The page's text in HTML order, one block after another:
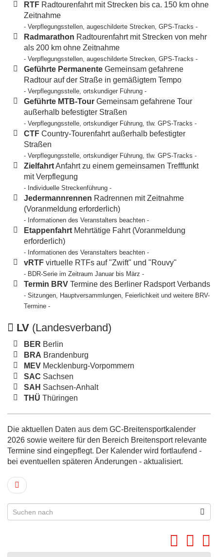
RTF Radtourenfahrt mit Strecken bis ca. 150 km ohne
Zeitnahme
- Verpflegungsstellen, augeschilderte Strecken, GPS-Tracks -
Radmarathon Radtourenfahrt mit Strecken von mehr
als 200 km ohne Zeitnahme
- Verpflegungsstellen, augeschilderte Strecken, GPS-Tracks -
Geführte Permanente Gemeinsam gefahrene
Radtour auf der Straße in gemäßigtem Tempo
- Verpflegungsstelle, ortskundiger Führung -
Geführte MTB-Tour Gemeinsam gefahrene Tour
außerhalb befestigter Straßen
- Verpflegungsstelle, ortskundiger Führung, tlw. GPS-Tracks -
CTF Country-Tourenfahrt außerhalb befestigter
Straßen
- Verpflegungsstelle, ortskundiger Führung, tlw. GPS-Tracks -
ZielfahrtAnfahrt zu einem gemeinsamen Trefffunkt
mit Verpflegung
- Individuelle Streckenführung -
Jedermannrennen Radrennen mit Zeitnahme
(Voranmeldung erforderlich)
- Informationen des Veranstalters beachten -
Etappenfahrt Mehrtätige Fahrt (Voranmeldung
erforderlich)
- Informationen des Veranstalters beachten -
vRTF virtuelle RTFs auf "Zwift" und "Rouvy"
- BDR-Serie im Zeitraum Januar bis März -
Termin BRV Termine des Berliner Radsport Verbands
- Sitzungen, Hauptversammlungen, Feierlichkeit und weitere BRV-
Termine -
LV (Landesverband)
BER Berlin
BRA Brandenburg
MEV Mecklenburg-Vorpommern
SAC Sachsen
SAH Sachsen-Anhalt
THÜ Thüringen
Die aktuellen Daten aus dem GC-Breitensportkalender
2026 sowie weitere für den Bereich Breitensport relevante
Termine sind eingepflegt. Der Kalender wird fortlaufend -
bei eventuellen späteren Änderungen - aktualisiert.